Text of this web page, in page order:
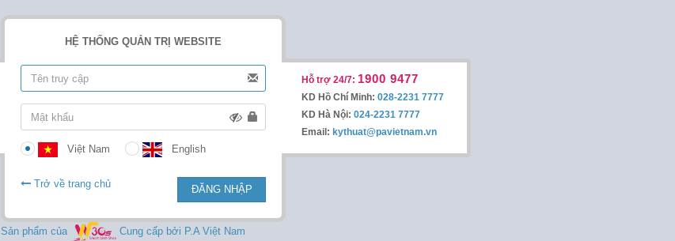
Hỗ trợ 24/7: 1900 9477
KD Hồ Chí Minh: 028-2231 7777
KD Hà Nội: 024-2231 7777
Email: kythuat@pavietnam.vn
HỆ THỐNG QUẢN TRỊ WEBSITE
Việt Nam English
Trở về trang chủ ĐĂNG NHẬP
Sản phẩm của Cung cấp bởi P.A Việt Nam